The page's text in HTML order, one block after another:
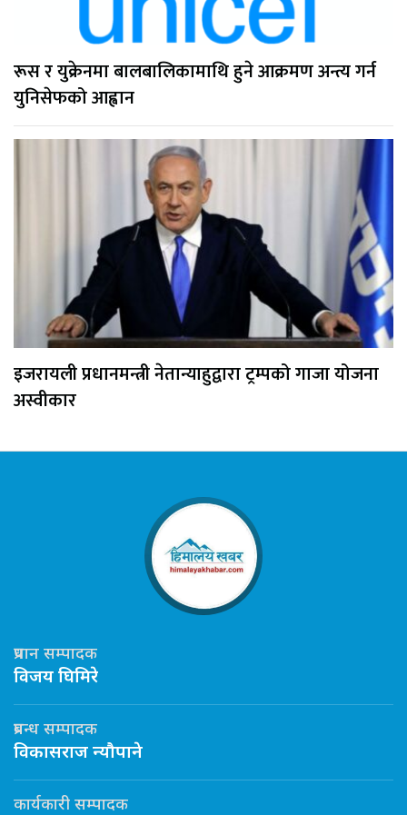
रूस र युक्रेनमा बालबालिकामाथि हुने आक्रमण अन्त्य गर्न
युनिसेफको आह्वान
इजरायली प्रधानमन्त्री नेतान्याहुद्वारा ट्रम्पको गाजा योजना
अस्वीकार
प्रधान सम्पादक
विजय घिमिरे
प्रबन्ध सम्पादक
विकासराज न्यौपाने
कार्यकारी सम्पादक